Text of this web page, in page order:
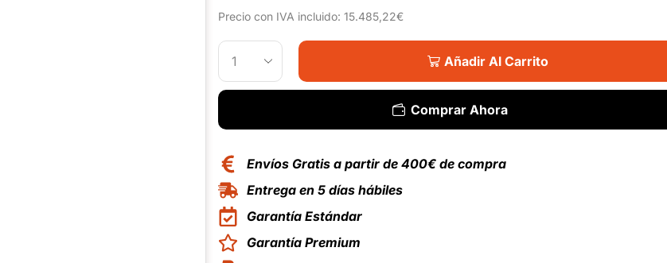
Precio con IVA incluido: 15.485,22€
Añadir Al Carrito
Comprar Ahora
Envíos Gratis a partir de 400€ de compra
Entrega en 5 días hábiles
Garantía Estándar
Garantía Premium